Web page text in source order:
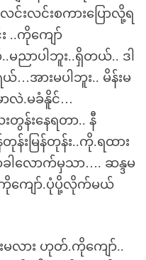
းလင်းစကားပြောလို့ရ
..ကိုကျော်
ညာပါဘူး..ရှိတယ်.. ဒါ
…အားမပါဘူး.. မိန်းမ
လဲ.မခံနိူင်…
တွန်းနေရတာ.. နီ
းမြန်တုန်း..ကို.ရထား
ါလောက်မှသာ…. ဆန္ဒမ
ကိုကျော်.ပုံပို့လိုက်မယ်
လား ဟုတ်.ကိုကျော်..